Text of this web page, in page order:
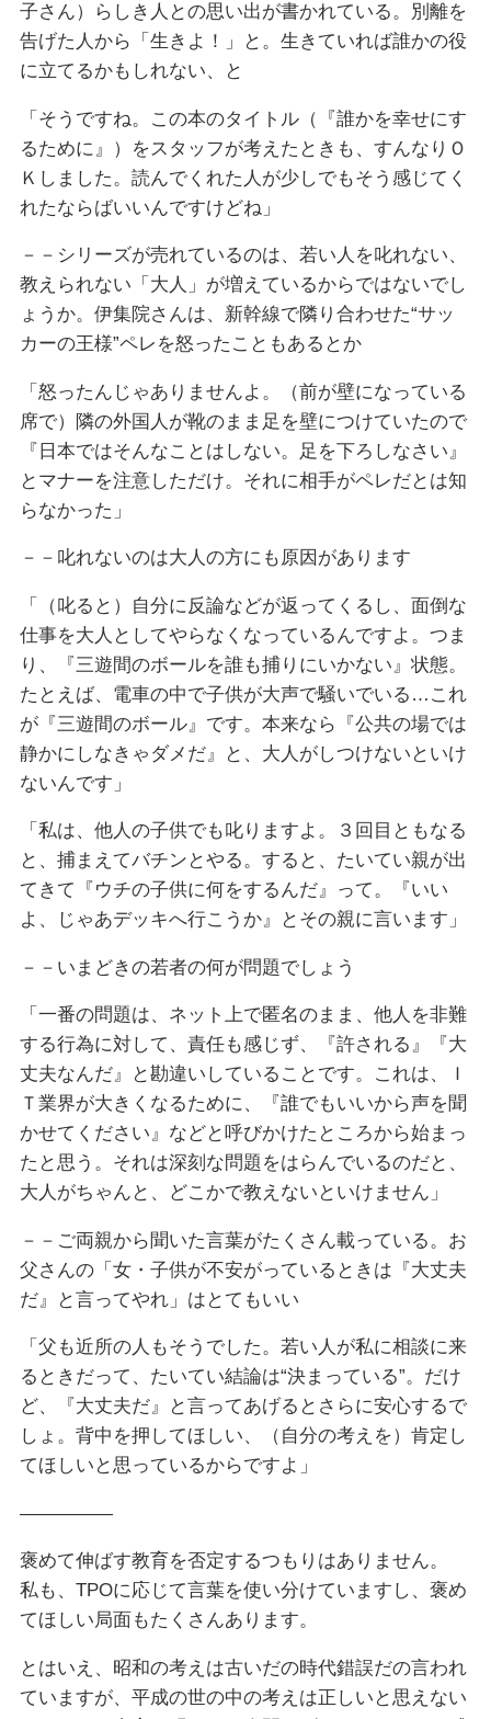
子さん）らしき人との思い出が書かれている。別離を
告げた人から「生きよ！」と。生きていれば誰かの役
に立てるかもしれない、と
「そうですね。この本のタイトル（『誰かを幸せにす
るために』）をスタッフが考えたときも、すんなりＯ
Ｋしました。読んでくれた人が少しでもそう感じてく
れたならばいいんですけどね」
－－シリーズが売れているのは、若い人を叱れない、
教えられない「大人」が増えているからではないでし
ょうか。伊集院さんは、新幹線で隣り合わせた“サッ
カーの王様”ペレを怒ったこともあるとか
「怒ったんじゃありませんよ。（前が壁になっている
席で）隣の外国人が靴のまま足を壁につけていたので
『日本ではそんなことはしない。足を下ろしなさい』
とマナーを注意しただけ。それに相手がペレだとは知
らなかった」
－－叱れないのは大人の方にも原因があります
「（叱ると）自分に反論などが返ってくるし、面倒な
仕事を大人としてやらなくなっているんですよ。つま
り、『三遊間のボールを誰も捕りにいかない』状態。
たとえば、電車の中で子供が大声で騒いでいる…これ
が『三遊間のボール』です。本来なら『公共の場では
静かにしなきゃダメだ』と、大人がしつけないといけ
ないんです」
「私は、他人の子供でも叱りますよ。３回目ともなる
と、捕まえてバチンとやる。すると、たいてい親が出
てきて『ウチの子供に何をするんだ』って。『いい
よ、じゃあデッキへ行こうか』とその親に言います」
－－いまどきの若者の何が問題でしょう
「一番の問題は、ネット上で匿名のまま、他人を非難
する行為に対して、責任も感じず、『許される』『大
丈夫なんだ』と勘違いしていることです。これは、Ｉ
Ｔ業界が大きくなるために、『誰でもいいから声を聞
かせてください』などと呼びかけたところから始まっ
たと思う。それは深刻な問題をはらんでいるのだと、
大人がちゃんと、どこかで教えないといけません」
－－ご両親から聞いた言葉がたくさん載っている。お
父さんの「女・子供が不安がっているときは『大丈夫
だ』と言ってやれ」はとてもいい
「父も近所の人もそうでした。若い人が私に相談に来
るときだって、たいてい結論は“決まっている”。だけ
ど、『大丈夫だ』と言ってあげるとさらに安心するで
しょ。背中を押してほしい、（自分の考えを）肯定し
てほしいと思っているからですよ」
—————
褒めて伸ばす教育を否定するつもりはありません。
私も、TPOに応じて言葉を使い分けていますし、褒め
てほしい局面もたくさんあります。
とはいえ、昭和の考えは古いだの時代錯誤だの言われ
ていますが、平成の世の中の考えは正しいと思えない